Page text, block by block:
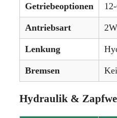
Getriebeoptionen
Antriebsart
Lenkung
Bremsen
Hydraulik &